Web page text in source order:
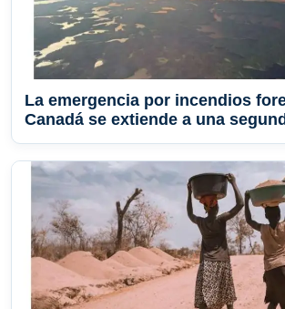
La emergencia por incendios
Canadá se extiende a una